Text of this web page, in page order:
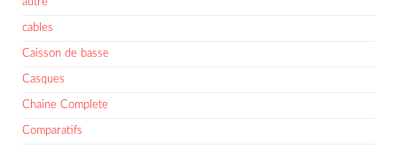
cables
Caisson de basse
Casques
Chaine Complete
Comparatifs